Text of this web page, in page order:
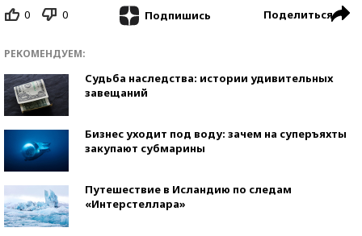
0 0 Подпишись Поделиться
РЕКОМЕНДУЕМ:
Судьба наследства: истории удивительных
завещаний
Бизнес уходит под воду: зачем на суперъяхты
закупают субмарины
Путешествие в Исландию по следам
«Интерстеллара»